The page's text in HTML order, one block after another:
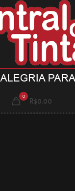
0
R$0.00